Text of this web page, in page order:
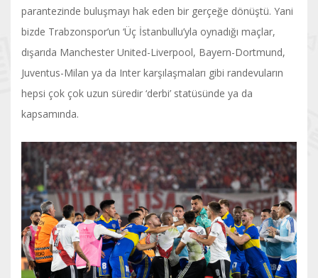
parantezinde buluşmayı hak eden bir gerçeğe dönüştü. Yani
bizde Trabzonspor’un ‘Üç İstanbullu’yla oynadığı maçlar,
dışarıda Manchester United-Liverpool, Bayern-Dortmund,
Juventus-Milan ya da Inter karşılaşmaları gibi randevuların
hepsi çok çok uzun süredir ‘derbi’ statüsünde ya da
kapsamında.